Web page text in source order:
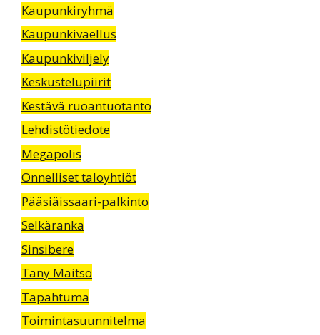
Kaupunkiryhmä
Kaupunkivaellus
Kaupunkiviljely
Keskustelupiirit
Kestävä ruoantuotanto
Lehdistötiedote
Megapolis
Onnelliset taloyhtiöt
Pääsiäissaari-palkinto
Selkäranka
Sinsibere
Tany Maitso
Tapahtuma
Toimintasuunnitelma